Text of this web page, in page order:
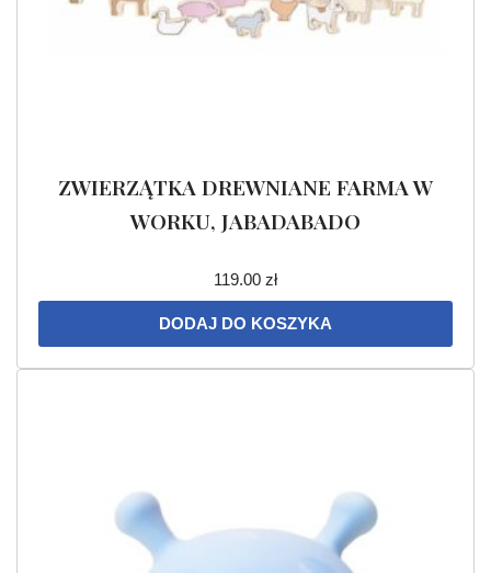
ZWIERZĄTKA DREWNIANE FARMA W
WORKU, JABADABADO
119.00 zł
DODAJ DO KOSZYKA